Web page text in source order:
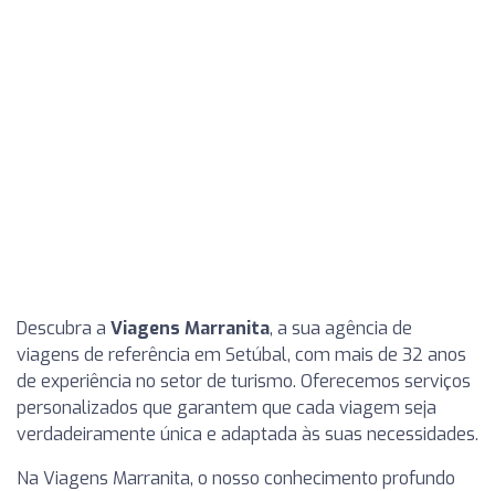
Descubra a Viagens Marranita, a sua agência de
viagens de referência em Setúbal, com mais de 32 anos
de experiência no setor de turismo. Oferecemos serviços
personalizados que garantem que cada viagem seja
verdadeiramente única e adaptada às suas necessidades.
Na Viagens Marranita, o nosso conhecimento profundo